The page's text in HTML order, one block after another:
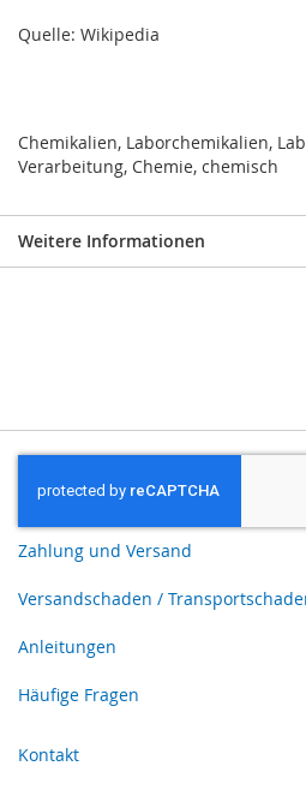
Quelle: Wikipedia
Chemikalien, Laborchemikalien,
Verarbeitung, Chemie, chemisch
Weitere Informationen
Zahlung und Versand
Versandschaden /
Anleitungen
Häufige Fragen
Kontakt